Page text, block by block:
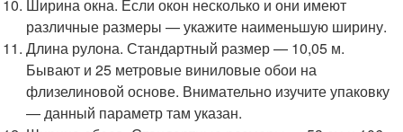
Ширина окна. Если окон несколько и они имеют
различные размеры — укажите наименьшую ширину.
Длина рулона. Стандартный размер — 10,05 м.
Бывают и 25 метровые виниловые обои на
флизелиновой основе. Внимательно изучите упаковку
— данный параметр там указан.